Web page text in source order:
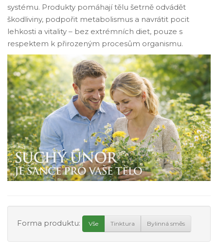
systému. Produkty pomáhají tělu šetrně odvádět
škodliviny, podpořit metabolismus a navrátit pocit
lehkosti a vitality – bez extrémních diet, pouze s
respektem k přirozeným procesům organismu.
Forma produktu: Vše Tinktura Bylinná směs